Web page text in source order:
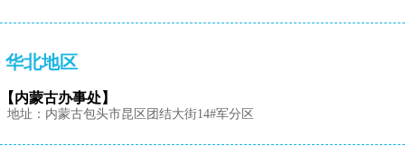
华北地区
【内蒙古办事处】
地址：内蒙古包头市昆区团结大街14#军分区